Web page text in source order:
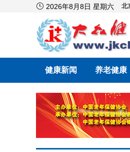
 2026年8月8日 星期六
健康新闻 养老健康